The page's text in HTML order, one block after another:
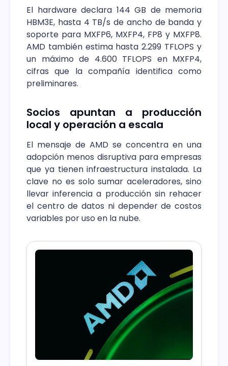
El hardware declara 144 GB de memoria
HBM3E, hasta 4 TB/s de ancho de banda y
soporte para MXFP6, MXFP4, FP8 y MXFP8.
AMD también estima hasta 2.299 TFLOPS y
un máximo de 4.600 TFLOPS en MXFP4,
cifras que la compañía identifica como
preliminares.
Socios apuntan a producción
local y operación a escala
El mensaje de AMD se concentra en una
adopción menos disruptiva para empresas
que ya tienen infraestructura instalada. La
clave no es solo sumar aceleradores, sino
llevar inferencia a producción sin rehacer
el centro de datos ni depender de costos
variables por uso en la nube.